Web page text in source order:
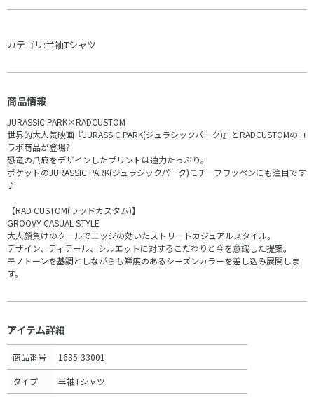
カテゴリ:半袖Tシャツ
商品情報
JURASSIC PARK×RADCUSTOM
世界的大人気映画『JURASSIC PARK(ジュラシックパーク)』とRADCUSTOMのコ
ラボ商品が登場?
恐竜の爪痕をデザインしたプリントは迫力たっぷり。
ポケットのJURASSIC PARK(ジュラシックパーク)モチーフワッペンにも注目です
♪
【RAD CUSTOM(ラッドカスタム)】
GROOVY CASUAL STYLE
大人顔負けのクールでエッジの効いたストリートカジュアルスタイル。
デザイン、ディテール、シルエットに対するこだわりと今を意識した提案。
モノトーンを基調としながらも鮮度のあるシーズンカラーを差し込み展開しま
す。
アイテム詳細
商品番号 1635-33001
タイプ 半袖Tシャツ